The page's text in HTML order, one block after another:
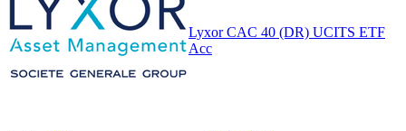
Lyxor CAC 40 (DR) UCITS ETF
Acc